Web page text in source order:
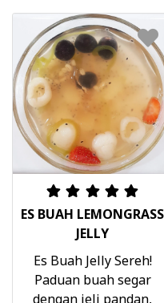
ES BUAH LEMONGRASS
JELLY
Es Buah Jelly Sereh!
Paduan buah segar
dengan jeli pandan,